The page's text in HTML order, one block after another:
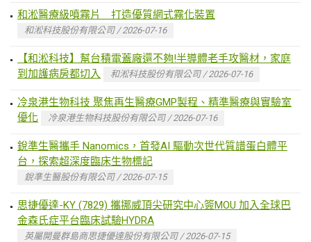
和淞醫療級噴霧片 打造優質網式霧化裝置
和淞科技股份有限公司 / 2026-07-16
【和淞科技】幫台積電蓋廠還不夠!半導體老手攻醫材，家庭
到加護病房都切入
和淞科技股份有限公司 / 2026-07-16
冷泉港生物科技 聚焦再生醫療GMP製程、精準醫療與實驗室
優化
冷泉港生物科技股份有限公司 / 2026-07-16
銳準生醫攜手 Nanomics，首發AI 驅動次世代質譜蛋白體平
台，探索超深度臨床生物標記
銳準生醫股份有限公司 / 2026-07-15
思捷優達-KY (7829) 攜挪威頂尖研究中心簽MOU 加入全球巴
金森氏症平台臨床試驗HYDRA
英屬開曼群島商思捷優達股份有限公司 / 2026-07-15